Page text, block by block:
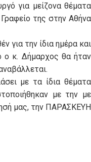
για μείζονα θέματα
της στην Αθήνα
για την ίδια ημέρα και
ο κ. Δήμαρχος θα ήταν
με τα ίδια θέματα
με την με
μας, την ΠΑΡΑΣΚΕΥΗ